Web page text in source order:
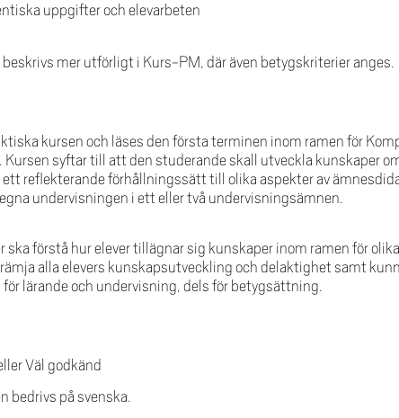
uppgifter och elevarbeten
mer utförligt i Kurs-PM, där även betygskriterier anges.
kursen och läses den första terminen inom ramen för
syftar till att den studerande skall utveckla kunskaper
reflekterande förhållningssätt till olika aspekter av
undervisningen i ett eller två undervisningsämnen.
förstå hur elever tillägnar sig kunskaper inom ramen för
alla elevers kunskapsutveckling och delaktighet samt
lärande och undervisning, dels för betygsättning.
Väl godkänd
bedrivs på svenska.